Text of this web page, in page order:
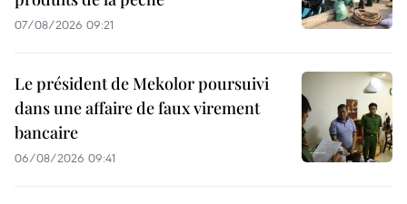
07/08/2026 09:21
Le président de Mekolor poursuivi
dans une affaire de faux virement
bancaire
06/08/2026 09:41